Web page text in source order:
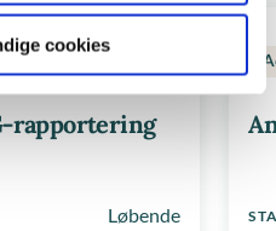
cookies
rapportering
Løbende